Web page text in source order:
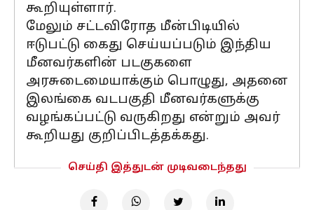
கூறியுள்ளார்.
மேலும் சட்டவிரோத மீன்பிடியில்
ஈடுபட்டு கைது செய்யப்படும் இந்திய
மீனவர்களின் படகுகளை
அரசுடைமையாக்கும் பொழுது, அதனை
இலங்கை வடபகுதி மீனவர்களுக்கு
வழங்கப்பட்டு வருகிறது என்றும் அவர்
கூறியது குறிப்பிடத்தக்கது.
செய்தி இத்துடன் முடிவடைந்தது